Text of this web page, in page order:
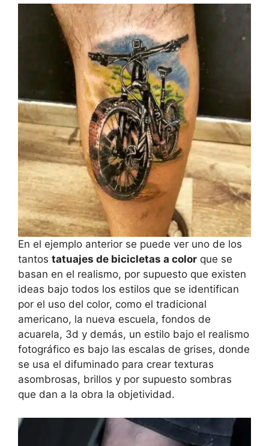
En el ejemplo anterior se puede ver uno de los
tantos tatuajes de bicicletas a color que se
basan en el realismo, por supuesto que existen
ideas bajo todos los estilos que se identifican
por el uso del color, como el tradicional
americano, la nueva escuela, fondos de
acuarela, 3d y demás, un estilo bajo el realismo
fotográfico es bajo las escalas de grises, donde
se usa el difuminado para crear texturas
asombrosas, brillos y por supuesto sombras
que dan a la obra la objetividad.